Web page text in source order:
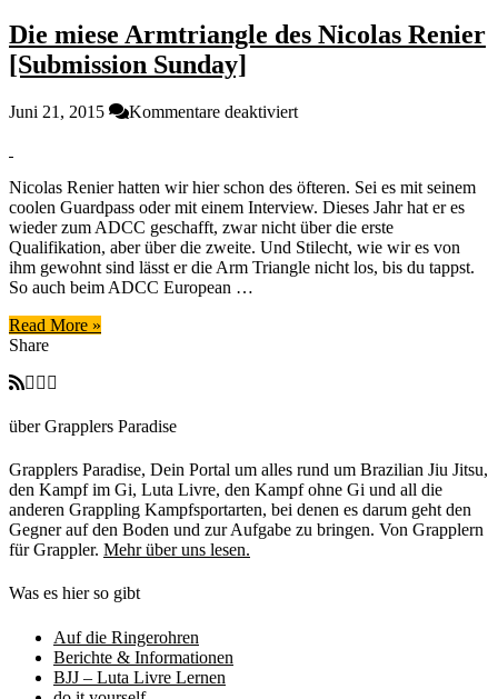
Die miese Armtriangle des Nicolas Renier
[Submission Sunday]
Juni 21, 2015 Kommentare deaktiviertfür
des
Nicolas
Renier
[Submission
Sunday]
Nicolas Renier hatten wir hier schon des öfteren. Sei es mit seinem
coolen Guardpass oder mit einem Interview. Dieses Jahr hat er es
wieder zum ADCC geschafft, zwar nicht über die erste
Qualifikation, aber über die zweite. Und Stilecht, wie wir es von
ihm gewohnt sind lässt er die Arm Triangle nicht los, bis du tappst.
So auch beim ADCC European …
Read More »
Share
über Grapplers Paradise
Grapplers Paradise, Dein Portal um alles rund um Brazilian Jiu Jitsu,
den Kampf im Gi, Luta Livre, den Kampf ohne Gi und all die
anderen Grappling Kampfsportarten, bei denen es darum geht den
Gegner auf den Boden und zur Aufgabe zu bringen. Von Grapplern
für Grappler. Mehr über uns lesen.
Was es hier so gibt
Auf die Ringerohren
Berichte & Informationen
BJJ – Luta Livre Lernen